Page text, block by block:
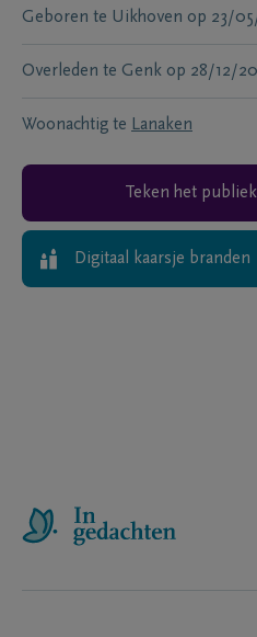
Geboren te Uikhoven op 23/
Overleden te Genk op 28/12/
Woonachtig te Lanaken
Teken het
Digitaal kaarsje branden